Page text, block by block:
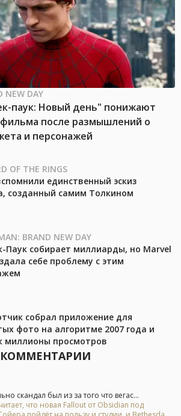
NEW DAY
паук: Новый день" понижают
после размышлений о
и персонажей
OF THE RINGS
единственный эскиз
созданный самим Толкином
BRAND NEW DAY
Паук собирает миллиарды, но Marvel
себе проблему с этим
собрал приложение для
фото на алгоритме 2007 года и
миллионы просмотров
скандал был из за того что вегас...
что новая Fallout от Obsidian под